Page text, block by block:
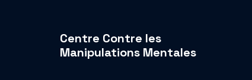
Centre Contre les
Manipulations Mentales